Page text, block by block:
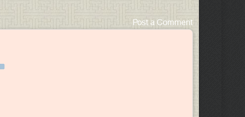
Post a Comment